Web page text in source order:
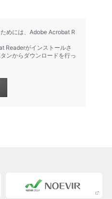
めには、Adobe Acrobat R
Readerがインストールさ
ンからダウンロードを行っ